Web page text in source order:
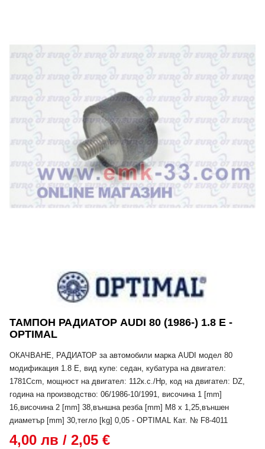
ТАМПОН РАДИАТОР AUDI 80 (1986-) 1.8 E -
OPTIMAL
ОКАЧВАНЕ, РАДИАТОР за автомобили марка AUDI модел 80
модификация 1.8 E, вид купе: седан, кубатура на двигател:
1781Ccm, мощност на двигател: 112к.с./Hp, код на двигател: DZ,
година на производство: 06/1986-10/1991, височина 1 [mm]
16,височина 2 [mm] 38,външна резба [mm] M8 x 1,25,външен
диаметър [mm] 30,тегло [kg] 0,05 - OPTIMAL Кат. № F8-4011
4,00 лв / 2,05 €